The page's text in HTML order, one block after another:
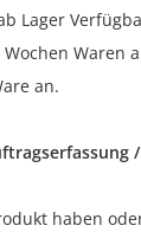
Lager
Waren
an.
haben